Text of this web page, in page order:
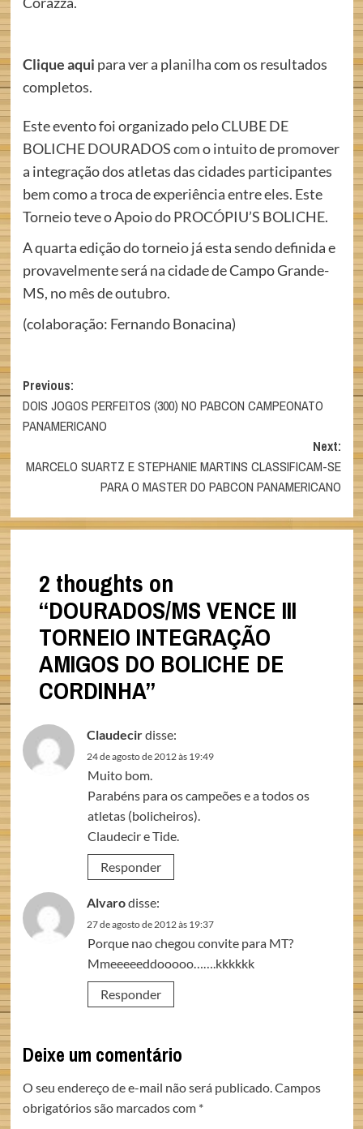
Clique aqui para ver a planilha com os resultados
completos.
Este evento foi organizado pelo CLUBE DE
BOLICHE DOURADOS com o intuito de promover
a integração dos atletas das cidades participantes
bem como a troca de experiência entre eles. Este
Torneio teve o Apoio do PROCÓPIU’S BOLICHE.
A quarta edição do torneio já esta sendo definida e
provavelmente será na cidade de Campo Grande-
MS, no mês de outubro.
(colaboração: Fernando Bonacina)
Post
navigation
Previous:
DOIS JOGOS PERFEITOS (300) NO PABCON CAMPEONATO
PANAMERICANO
Next:
MARCELO SUARTZ E STEPHANIE MARTINS CLASSIFICAM-SE
PARA O MASTER DO PABCON PANAMERICANO
2 thoughts on
“DOURADOS/MS VENCE III
TORNEIO INTEGRAÇÃO
AMIGOS DO BOLICHE DE
CORDINHA”
Claudecirdisse:
24 de agosto de 2012 às 19:49
Muito bom.
Parabéns para os campeões e a todos os
atletas (bolicheiros).
Claudecir e Tide.
Responder
Alvarodisse:
27 de agosto de 2012 às 19:37
Porque nao chegou convite para MT?
Mmeeeeeddooooo…….kkkkkk
Responder
Deixe um comentário
O seu endereço de e-mail não será publicado.Campos
obrigatórios são marcados com *